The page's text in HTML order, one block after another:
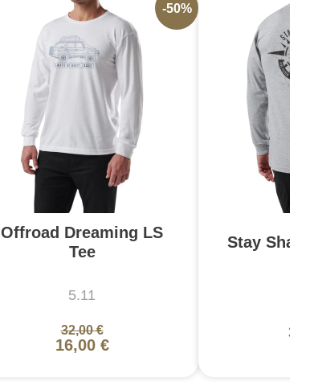
Offroad Dreaming LS
Tee
5.11
32,00 €
16,00 €
-50%
Stay Sharp